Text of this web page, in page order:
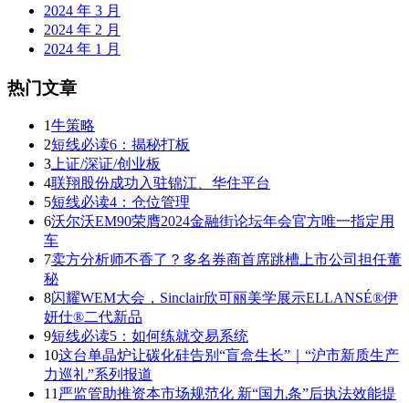
2024 年 3 月
2024 年 2 月
2024 年 1 月
热门文章
1牛策略
2短线必读6：揭秘打板
3 上证/深证/创业板
4联翔股份成功入驻锦江、华住平台
5短线必读4：仓位管理
6沃尔沃EM90荣膺2024金融街论坛年会官方唯一指定用
车
7卖方分析师不香了？多名券商首席跳槽上市公司担任董
秘
8闪耀WEM大会，Sinclair欣可丽美学展示ELLANSÉ®伊
妍仕®二代新品
9短线必读5：如何练就交易系统
10这台单晶炉让碳化硅告别“盲盒生长”｜“沪市新质生产
力巡礼”系列报道
11 严监管助推资本市场规范化 新“国九条”后执法效能提